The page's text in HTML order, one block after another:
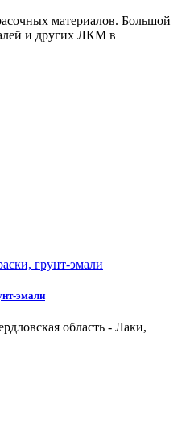
материалов. Большой
и других ЛКМ в
эмали
область - Лаки,